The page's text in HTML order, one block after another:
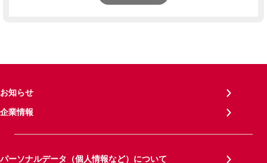
お知らせ
企業情報
パーソナルデータ（個人情報など）について